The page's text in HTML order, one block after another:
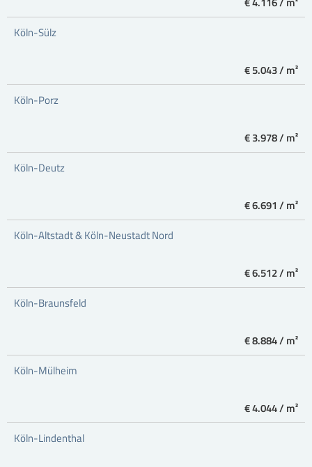
Köln-Sülz
€ 5.043 / m²
Köln-Porz
€ 3.978 / m²
Köln-Deutz
€ 6.691 / m²
Köln-Altstadt & Köln-Neustadt Nord
€ 6.512 / m²
Köln-Braunsfeld
€ 8.884 / m²
Köln-Mülheim
€ 4.044 / m²
Köln-Lindenthal